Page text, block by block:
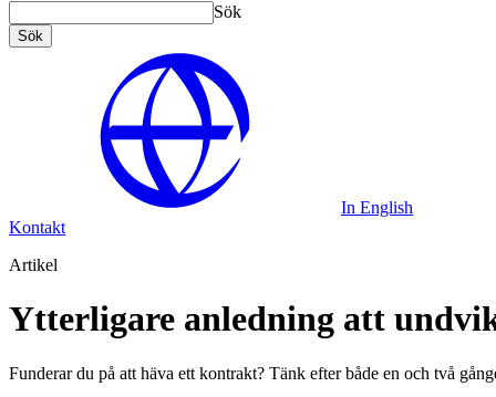
Sök
Sök
In English
Kontakt
Artikel
Ytterligare anledning att
Funderar du på att häva ett kontrakt? Tänk efter både en och två